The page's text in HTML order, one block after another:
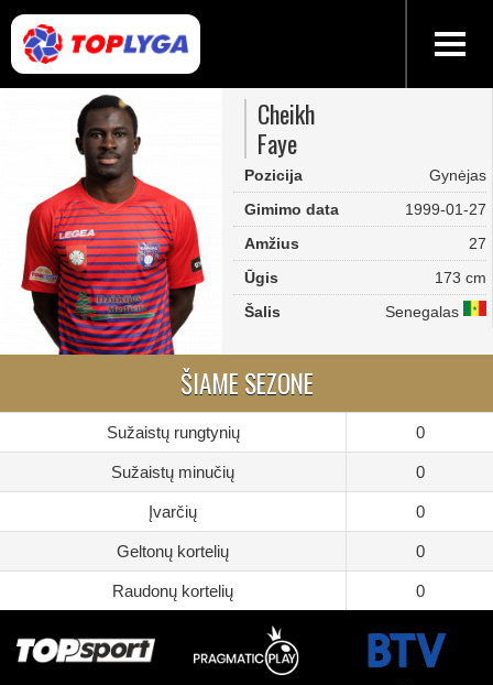
Cheikh
Faye
Pozicija
Gynėjas
Gimimo data
1999-01-27
Amžius
27
Ūgis
173 cm
Šalis
Senegalas
ŠIAME SEZONE
Sužaistų rungtynių 0
Sužaistų minučių 0
Įvarčių 0
Geltonų kortelių 0
Raudonų kortelių 0